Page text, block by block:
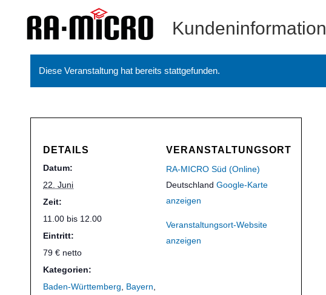
Kundeninformation
Diese Veranstaltung hat bereits stattgefunden.
DETAILS
Datum:
22. Juni
Zeit:
11.00 bis 12.00
Eintritt:
79 € netto
Kategorien:
Baden-Württemberg
Bayern
VERANSTALTUNGSORT
RA-MICRO Süd (Online)
Deutschland Google-Karte
anzeigen
Veranstaltungsort-Website
anzeigen